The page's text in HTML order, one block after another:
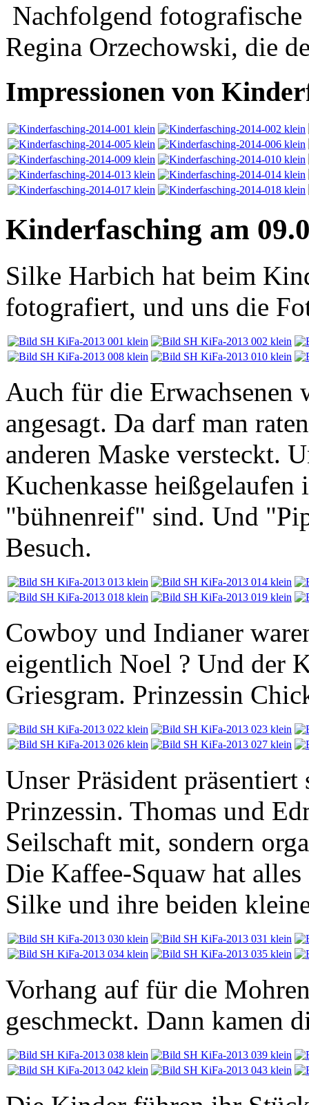
Nachfolgend
Regina Orzechowski, die
Impressionen von
Kinderfasching am
Silke Harbich hat beim
fotografiert, und uns die
Auch für die Erwachsenen
angesagt. Da darf man
anderen Maske versteckt.
Kuchenkasse
"bühnenreif" sind. Und
Besuch.
Cowboy und Indianer
eigentlich Noel ? Und der
Griesgram. Prinzessin
Unser Präsident
Prinzessin. Thomas und
Seilschaft mit, sondern
Die Kaffee-Squaw hat
Silke und ihre beiden
Vorhang auf für die
geschmeckt. Dann kamen